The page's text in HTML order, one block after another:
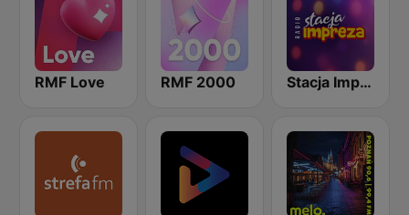
RMF Love RMF 2000 Stacja Impreza